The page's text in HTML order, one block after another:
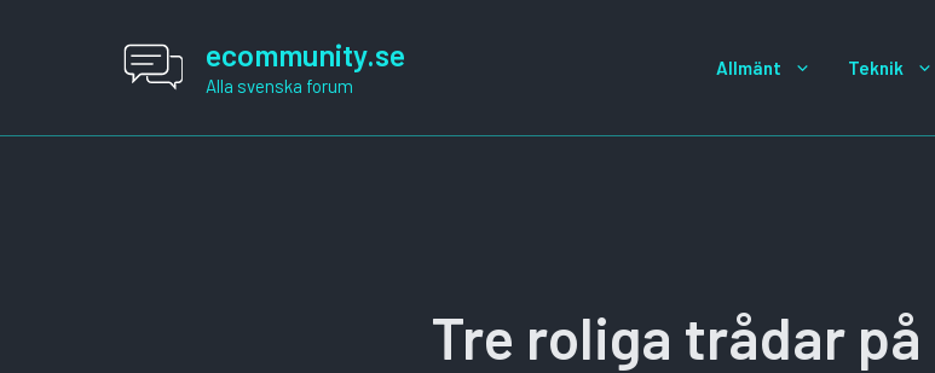
ecommunity.se
Alla svenska forum
Allmänt Teknik
Tre roliga trådar